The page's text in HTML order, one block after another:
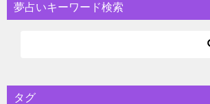
夢占いキーワード検索
タグ